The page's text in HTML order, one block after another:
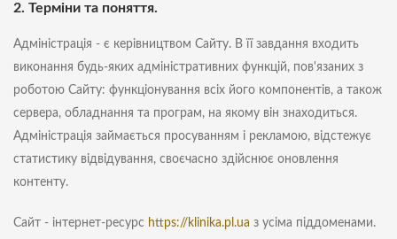
2. Терміни та поняття.
Адміністрація - є керівництвом Сайту. В її завдання входить
виконання будь-яких адміністративних функцій, пов'язаних з
роботою Сайту: функціонування всіх його компонентів, а також
сервера, обладнання та програм, на якому він знаходиться.
Адміністрація займається просуванням і рекламою, відстежує
статистику відвідування, своєчасно здійснює оновлення
контенту.
Сайт - інтернет-ресурс https://klinika.pl.ua з усіма піддоменами.